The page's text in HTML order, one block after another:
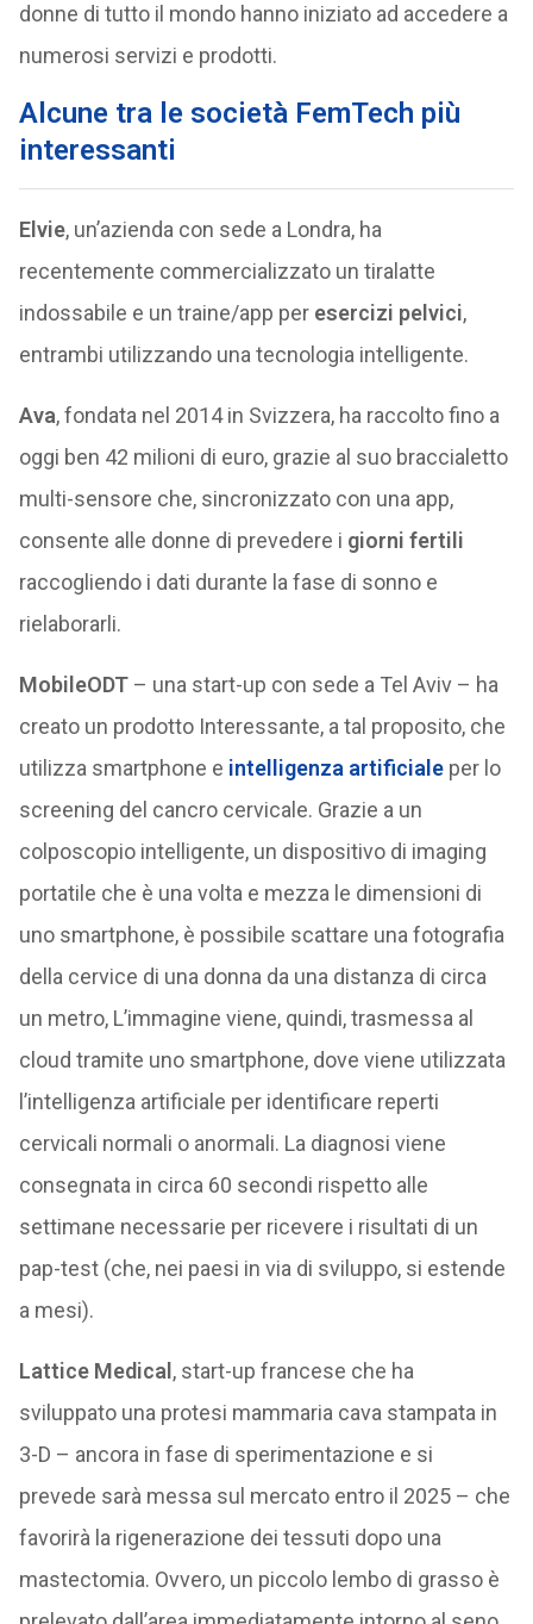
donne di tutto il mondo hanno iniziato ad accedere a
numerosi servizi e prodotti.
Alcune tra le società FemTech più
interessanti
Elvie, un’azienda con sede a Londra, ha
recentemente commercializzato un tiralatte
indossabile e un traine/app per esercizi pelvici,
entrambi utilizzando una tecnologia intelligente.
Ava, fondata nel 2014 in Svizzera, ha raccolto fino a
oggi ben 42 milioni di euro, grazie al suo braccialetto
multi-sensore che, sincronizzato con una app,
consente alle donne di prevedere i giorni fertili
raccogliendo i dati durante la fase di sonno e
rielaborarli.
MobileODT– una start-up con sede a Tel Aviv – ha
creato un prodotto Interessante, a tal proposito, che
utilizza smartphone e intelligenza artificialeper lo
screening del cancro cervicale. Grazie a un
colposcopio intelligente, un dispositivo di imaging
portatile che è una volta e mezza le dimensioni di
uno smartphone, è possibile scattare una fotografia
della cervice di una donna da una distanza di circa
un metro, L’immagine viene, quindi, trasmessa al
cloud tramite uno smartphone, dove viene utilizzata
l’intelligenza artificiale per identificare reperti
cervicali normali o anormali. La diagnosi viene
consegnata in circa 60 secondi rispetto alle
settimane necessarie per ricevere i risultati di un
pap-test (che, nei paesi in via di sviluppo, si estende
a mesi).
Lattice Medical , start-up francese che ha
sviluppato una protesi mammaria cava stampata in
3-D – ancora in fase di sperimentazione e si
prevede sarà messa sul mercato entro il 2025 – che
favorirà la rigenerazione dei tessuti dopo una
mastectomia. Ovvero, un piccolo lembo di grasso è